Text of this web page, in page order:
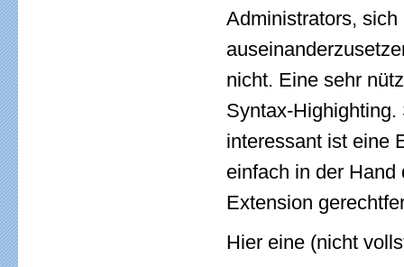
Administrators,
nicht. Eine sehr
Syntax-
interessant ist eine
einfach in der
Extension
Hier eine (nicht